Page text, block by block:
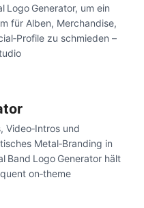
Logo Generator, um ein
für Alben, Merchandise,
zu schmieden –
Video‑Intros und
Metal‑Branding in
Band Logo Generator hält
on‑theme